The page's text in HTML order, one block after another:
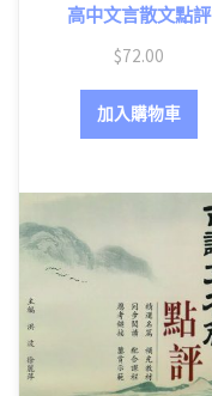
高中文言散文點評
$72.00
加入購物車